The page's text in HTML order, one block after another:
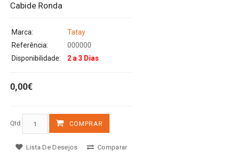
Cabide Ronda
Marca:
Tatay
Referência:
000000
Disponibilidade:
2 a 3 Dias
0,00€
Qtd COMPRAR
Lista De Desejos Comparar